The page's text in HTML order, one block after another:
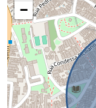
−